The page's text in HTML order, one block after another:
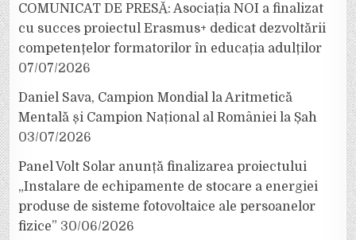
COMUNICAT DE PRESĂ: Asociația NOI a finalizat
cu succes proiectul Erasmus+ dedicat dezvoltării
competențelor formatorilor în educația adulților
07/07/2026
Daniel Sava, Campion Mondial la Aritmetică
Mentală și Campion Național al României la Șah
03/07/2026
Panel Volt Solar anunță finalizarea proiectului
„Instalare de echipamente de stocare a energiei
produse de sisteme fotovoltaice ale persoanelor
fizice” 30/06/2026